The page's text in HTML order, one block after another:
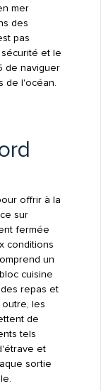
mer
des
pas
et le
de naviguer
de l'océan.
offrir à la
sur
fermée
conditions
un
cuisine
repas et
les
de
tels
et
sortie